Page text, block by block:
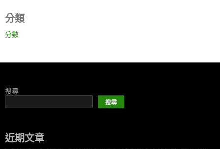
分類
分數
搜尋
搜尋
近期文章